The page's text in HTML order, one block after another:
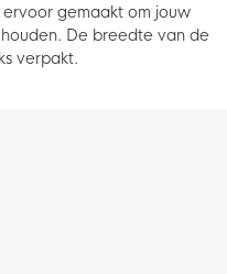
ervoor gemaakt om jouw
De breedte van de
verpakt.